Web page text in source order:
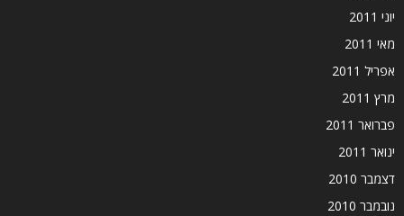
יוני 2011
מאי 2011
אפריל 2011
מרץ 2011
פברואר 2011
ינואר 2011
דצמבר 2010
נובמבר 2010